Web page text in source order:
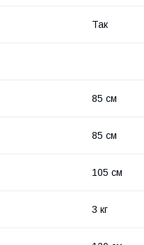
Так
85 см
85 см
105 см
3 кг